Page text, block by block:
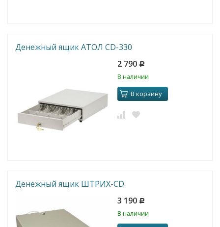
Денежный ящик АТОЛ CD-330
2 790 Р
В наличии
В корзину
Денежный ящик ШТРИХ-CD
3 190 Р
В наличии